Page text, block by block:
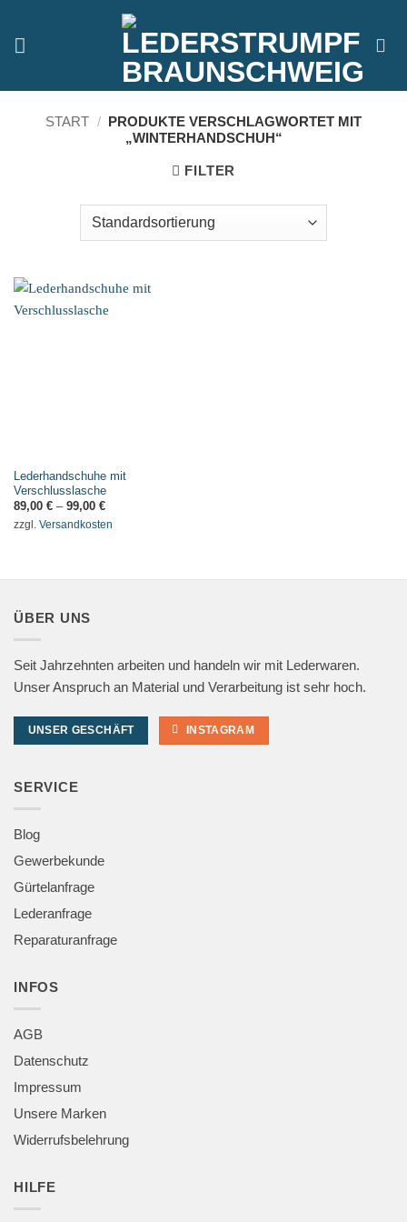
springen
START / PRODUKTE VERSCHLAGWORTET MIT
„WINTERHANDSCHUH“
FILTER
Lederhandschuhe mit
Verschlusslasche
89,00 €– 99,00 €
zzgl. Versandkosten
ÜBER UNS
Seit Jahrzehnten arbeiten und handeln wir mit Lederwaren.
Unser Anspruch an Material und Verarbeitung ist sehr hoch.
UNSER GESCHÄFT INSTAGRAM
SERVICE
Blog
Gewerbekunde
Gürtelanfrage
Lederanfrage
Reparaturanfrage
INFOS
AGB
Datenschutz
Impressum
Unsere Marken
Widerrufsbelehrung
HILFE